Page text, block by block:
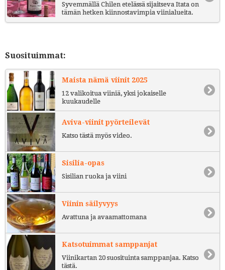
Syvemmällä Chilen etelässä sijaitseva Itata on
tämän hetken kiinnostavimpia viinialueita.
Suosituimmat:
Maista nämä viinit 2025
12 valikoitua viiniä, yksi jokaiselle
kuukaudelle
Aviva-viinit pyörteilevät
Katso tästä myös video.
Sisilia-opas
Sisilian ruoka ja viini
Viinin säilyvyys
Avattuna ja avaamattomana
Katsotuimmat samppanjat
Viinikartan 20 suosituinta samppanjaa. Katso
tästä.